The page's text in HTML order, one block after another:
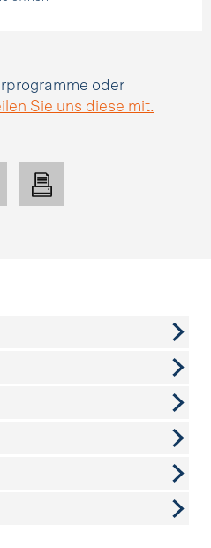
oder
Sie uns diese mit.